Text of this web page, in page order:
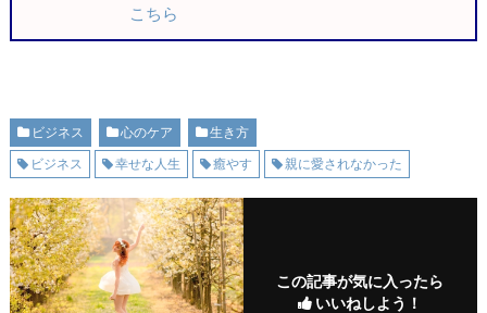
こちら
ビジネス 心のケア
生き方
ビジネス
幸せな人生 癒やす 親に愛されなかった
この記事が気に入ったら
いいねしよう！